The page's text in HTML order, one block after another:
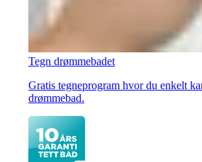
Tegn drømmebadet
Gratis tegneprogram hvor du enkelt
drømmebad.